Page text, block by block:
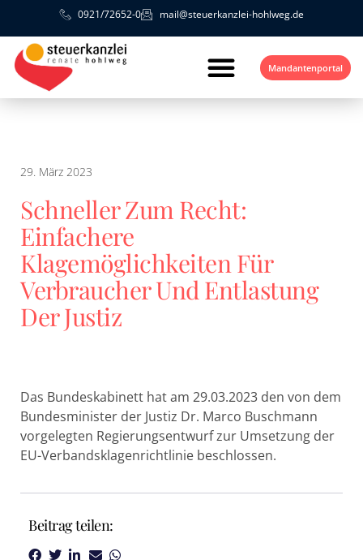
0921/72652-0 mail@steuerkanzlei-hohlweg.de
Mandantenportal
29. März 2023
Schneller Zum Recht:
Einfachere
Klagemöglichkeiten Für
Verbraucher Und Entlastung
Der Justiz
Das Bundeskabinett hat am 29.03.2023 den von dem
Bundesminister der Justiz Dr. Marco Buschmann
vorgelegten Regierungsentwurf zur Umsetzung der
EU-Verbandsklagenrichtlinie beschlossen.
Beitrag teilen: